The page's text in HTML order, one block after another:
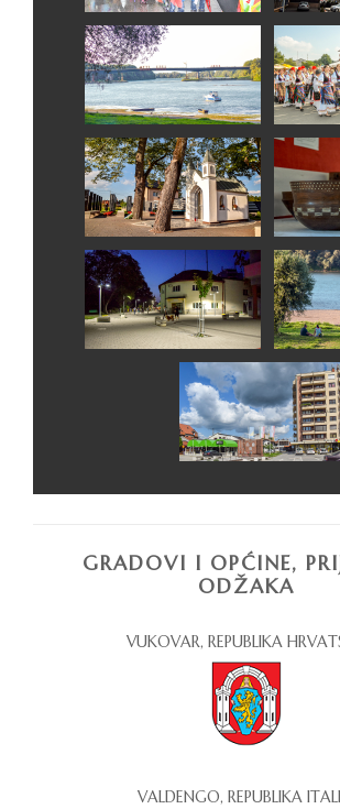
GRADOVI I OPĆINE,
ODŽAKA
VUKOVAR, REPUBLIKA
VALDENGO, REPUBLIKA